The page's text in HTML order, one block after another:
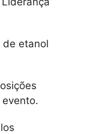
de etanol